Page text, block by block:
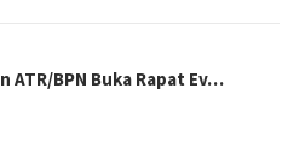
ATR/BPN Buka Rapat Ev…